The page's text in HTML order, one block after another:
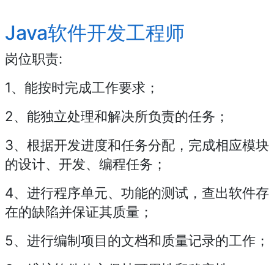
Java软件开发工程师
岗位职责:
1、能按时完成工作要求；
2、能独立处理和解决所负责的任务；
3、根据开发进度和任务分配，完成相应模块
的设计、开发、编程任务；
4、进行程序单元、功能的测试，查出软件存
在的缺陷并保证其质量；
5、进行编制项目的文档和质量记录的工作；